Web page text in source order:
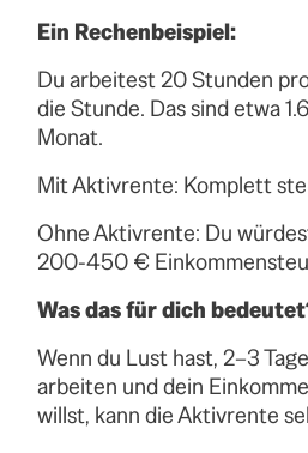
Ein Rechenbeispiel:
Du arbeitest 20 Stunden
die Stunde. Das sind etwa
Monat.
Mit Aktivrente: Komplett
Ohne Aktivrente: Du
200-450 €
Was das für dich
Wenn du Lust hast, 2–3
arbeiten und dein
willst, kann die Aktivrente